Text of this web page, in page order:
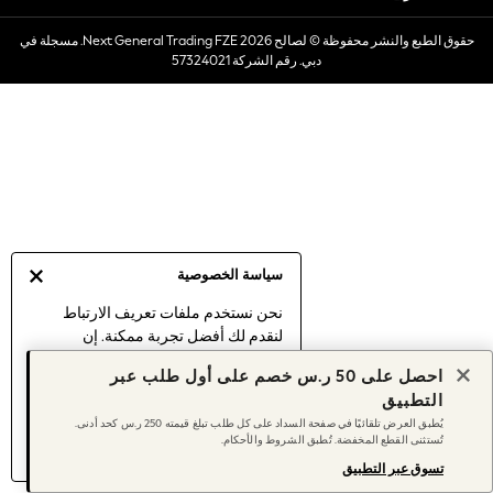
سياسة الخصوصية
نحن نستخدم ملفات تعريف الارتباط
لنقدم لك أفضل تجربة ممكنة. إن
موافقتك على استخدامنا لملفات تعريف
اكتشف المزيد عن إدارة إعدادات ملفات
تعريف الارتباط (الكوكيز).
Dresses
Occasionwear
Sets & Outfits
Sun Hats & Caps
Women's Holiday Shop
Women's Travel Styles
Dresses
Occasionwear
Linen Collection
Tops & T-Shirts
حقوق الطبع والنشر محفوظة © لصالح 2026 Next General Trading FZE. مسجلة في
دبي. رقم الشركة 57324021
احصل على 50 ر.س خصم على أول طلب عبر
التطبيق
يُطبق العرض تلقائيًا في صفحة السداد على كل طلب تبلغ قيمته 250 ر.س كحد أدنى.
تُستثنى القطع المخفضة. تُطبق الشروط والأحكام.
تسوق عبر التطبيق